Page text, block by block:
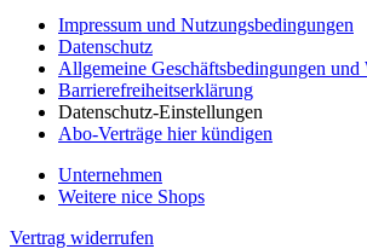
Impressum und Nutzungsbedingungen
Datenschutz
Allgemeine Geschäftsbedingungen
Barrierefreiheitserklärung
Datenschutz-Einstellungen
Abo-Verträge hier kündigen
Unternehmen
Weitere nice Shops
Vertrag widerrufen